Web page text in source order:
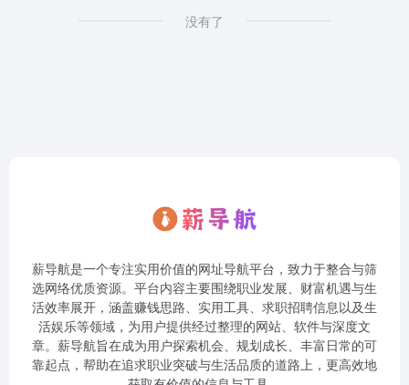
没有了
薪导航是一个专注实用价值的网址导航平台，致力于整合与筛
选网络优质资源。平台内容主要围绕职业发展、财富机遇与生
活效率展开，涵盖赚钱思路、实用工具、求职招聘信息以及生
活娱乐等领域，为用户提供经过整理的网站、软件与深度文
章。薪导航旨在成为用户探索机会、规划成长、丰富日常的可
靠起点，帮助在追求职业突破与生活品质的道路上，更高效地